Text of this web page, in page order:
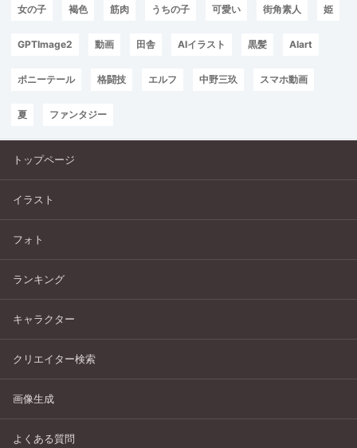
女の子 褐色 筋肉 うちの子 可愛い 街角素人 姫
GPTImage2 動画 田舎 AIイラスト 黒髪 AIart
ポニーテール 格闘技 エルフ 中野三玖 スマホ動画
夏 ファンタジー
トップページ
イラスト
フォト
ランキング
キャラクター
クリエイター検索
画像生成
よくある質問